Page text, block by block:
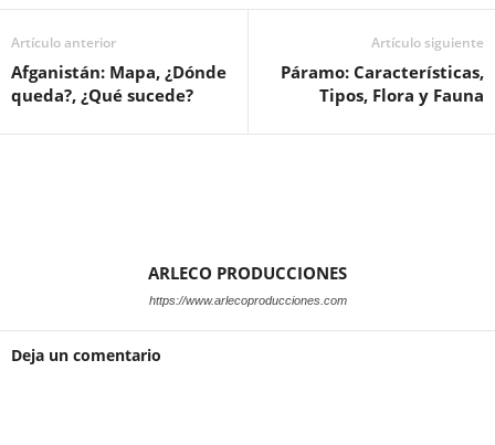
Artículo anterior
Afganistán: Mapa, ¿Dónde
queda?, ¿Qué sucede?
Artículo siguiente
Páramo: Características,
Tipos, Flora y Fauna
ARLECO PRODUCCIONES
https://www.arlecoproducciones.com
Deja un comentario